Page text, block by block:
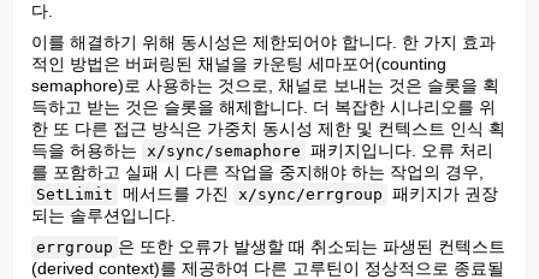
다.
이를 해결하기 위해 동시성은 제한되어야 합니다. 한 가지 효과
적인 방법은 버퍼링된 채널을 카운팅 세마포어(counting
semaphore)로 사용하는 것으로, 채널로 보내는 것은 슬롯을 획
득하고 받는 것은 슬롯을 해제합니다. 더 복잡한 시나리오를 위
한 또 다른 접근 방식은 가중치 동시성 제한 및 컨텍스트 인식 획
득을 허용하는 x/sync/semaphore 패키지입니다. 오류 처리
SetLimit 메서드를 가진 x/sync/errgroup 패키지가 권장
되는 솔루션입니다.
errgroup 은 또한 오류가 발생할 때 취소되는 파생된 컨텍스트
(derived context)를 제공하여 다른 고루틴이 정상적으로 종료될